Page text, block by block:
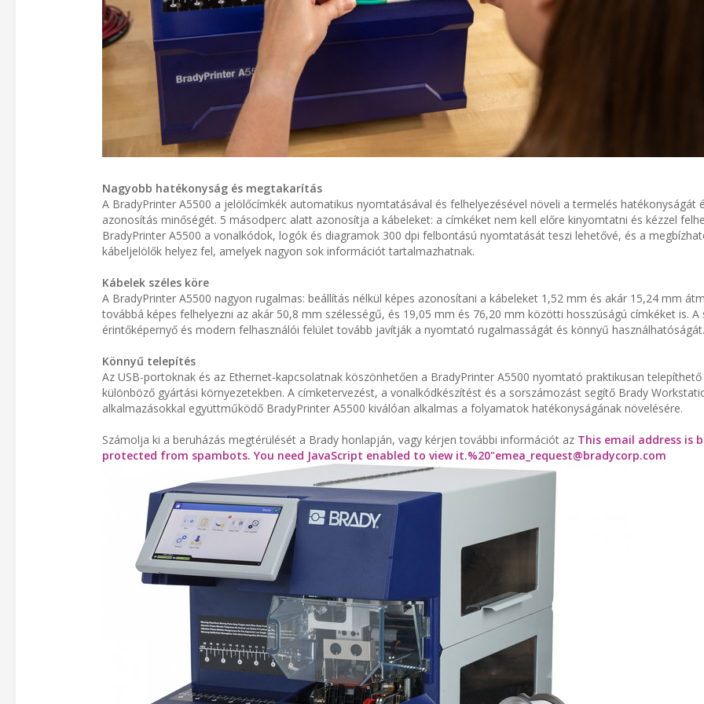
Nagyobb hatékonyság és megtakarítás
A BradyPrinter A5500 a jelölőcímkék automatikus nyomtatásával és felhelyezésével növeli a termelés hatékonyságát
azonosítás minőségét. 5 másodperc alatt azonosítja a kábeleket: a címkéket nem kell előre kinyomtatni és kézzel
BradyPrinter A5500 a vonalkódok, logók és diagramok 300 dpi felbontású nyomtatását teszi lehetővé, és a
kábeljelölők helyez fel, amelyek nagyon sok információt tartalmazhatnak.
Kábelek széles köre
A BradyPrinter A5500 nagyon rugalmas: beállítás nélkül képes azonosítani a kábeleket 1,52 mm és akár 15,24 mm
továbbá képes felhelyezni az akár 50,8 mm szélességű, és 19,05 mm és 76,20 mm közötti hosszúságú címkéket is. A
érintőképernyő és modern felhasználói felület tovább javítják a nyomtató rugalmasságát és könnyű használhatóságát.
Könnyű telepítés
Az USB-portoknak és az Ethernet-kapcsolatnak köszönhetően a BradyPrinter A5500 nyomtató praktikusan telepíthető
különböző gyártási környezetekben. A címketervezést, a vonalkódkészítést és a sorszámozást segítő Brady
alkalmazásokkal együttműködő BradyPrinter A5500 kiválóan alkalmas a folyamatok hatékonyságának növelésére.
Számolja ki a beruházás megtérülését a Brady honlapján, vagy kérjen további információt az This email address is
protected from spambots. You need JavaScript enabled to view it.%20"emea_request@bradycorp.com